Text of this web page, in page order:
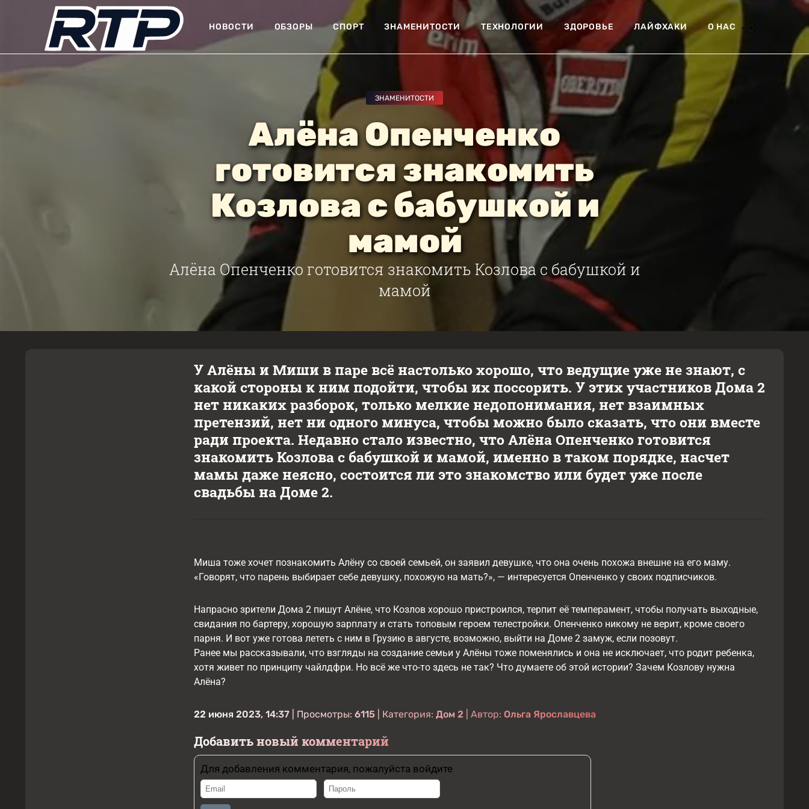
НОВОСТИ ОБЗОРЫ СПОРТ ЗНАМЕНИТОСТИ ТЕХНОЛОГИИ ЗДОРОВЬЕ ЛАЙФХАКИ О НАС
ЗНАМЕНИТОСТИ
Алёна Опенченко
готовится знакомить
Козлова с бабушкой и
мамой
Алёна Опенченко готовится знакомить Козлова с бабушкой и
мамой
У Алёны и Миши в паре всё настолько хорошо, что ведущие уже не знают, с
какой стороны к ним подойти, чтобы их поссорить. У этих участников Дома 2
нет никаких разборок, только мелкие недопонимания, нет взаимных
претензий, нет ни одного минуса, чтобы можно было сказать, что они вместе
ради проекта. Недавно стало известно, что Алёна Опенченко готовится
знакомить Козлова с бабушкой и мамой, именно в таком порядке, насчет
мамы даже неясно, состоится ли это знакомство или будет уже после
свадьбы на Доме 2.
Миша тоже хочет познакомить Алёну со своей семьей, он заявил девушке, что она очень похожа внешне на его маму.
«Говорят, что парень выбирает себе девушку, похожую на мать?», — интересуется Опенченко у своих подписчиков.
Напрасно зрители Дома 2 пишут Алёне, что Козлов хорошо пристроился, терпит её темперамент, чтобы получать выходные,
свидания по бартеру, хорошую зарплату и стать топовым героем телестройки. Опенченко никому не верит, кроме своего
парня. И вот уже готова лететь с ним в Грузию в августе, возможно, выйти на Доме 2 замуж, если позовут.
Ранее мы рассказывали, что взгляды на создание семьи у Алёны тоже поменялись и она не исключает, что родит ребенка,
хотя живет по принципу чайлдфри. Но всё же что-то здесь не так? Что думаете об этой истории? Зачем Козлову нужна
Алёна?
22 июня 2023, 14:37 | Просмотры: 6115 | Категория: Дом 2 | Автор: Ольга Ярославцева
Добавить новый комментарий
Для добавления комментария, пожалуйста войдите